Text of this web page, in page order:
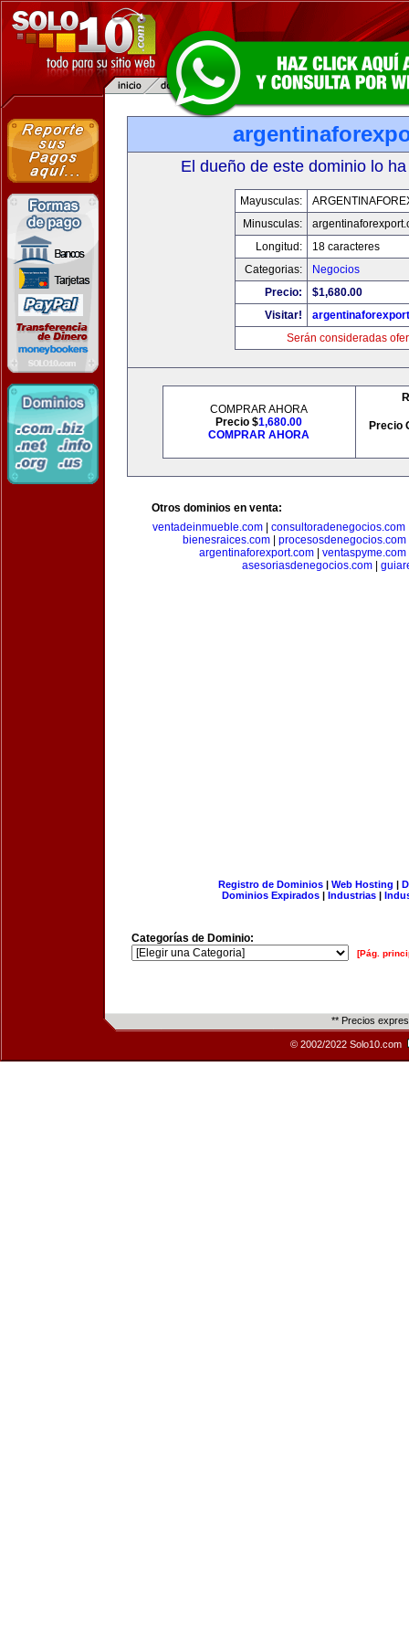
El dueño de este dominio lo
Mayusculas:
Minusculas:
Longitud:
18 caracteres
Categorias:
Negocios
Precio:
$1,680.00
Visitar!
Serán consideradas
COMPRAR AHORA
Precio $1,680.00
COMPRAR AHORA
Precio
Otros dominios en venta:
ventadeinmueble.com| consultoradenegocios.com
bienesraices.com
procesosdenegocios.com
argentinaforexport.com| ventaspyme.com
asesoriasdenegocios.com|
Registro de Dominios| Web Hosting |
Dominios Expirados | Industrias |
Categorías de Dominio:
[Pág.
** Precios
© 2002/2022 Solo10.com